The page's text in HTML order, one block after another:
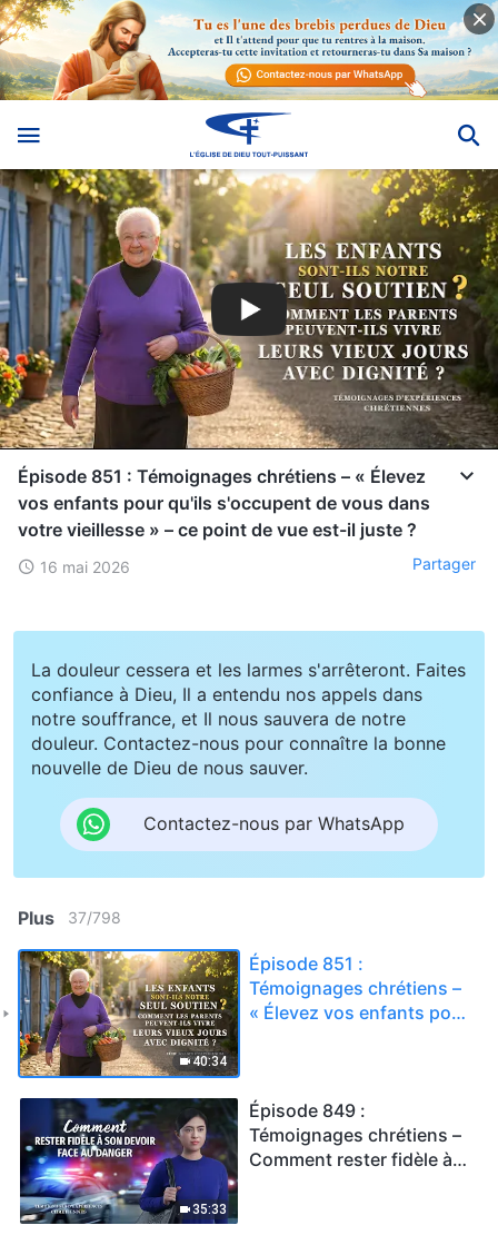
Épisode 851 : Témoignages chrétiens – « Élevez
vos enfants pour qu'ils s'occupent de vous dans
votre vieillesse » – ce point de vue est-il juste ?
16 mai 2026 Partager
La douleur cessera et les larmes s'arrêteront. Faites
confiance à Dieu, Il a entendu nos appels dans
notre souffrance, et Il nous sauvera de notre
douleur. Contactez-nous pour connaître la bonne
nouvelle de Dieu de nous sauver.
Contactez-nous par WhatsApp
Plus 37/798
40:34
Épisode 851 :
Témoignages chrétiens –
« Élevez vos enfants pour
juste ?
35:33
Épisode 849 :
Témoignages chrétiens –
Comment rester fidèle à